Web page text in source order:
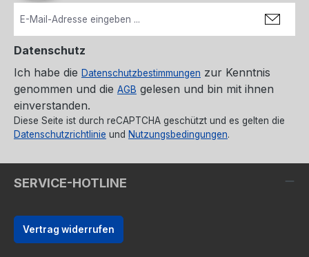
Datenschutz
Ich habe die Datenschutzbestimmungen zur Kenntnis
genommen und die AGB gelesen und bin mit ihnen
einverstanden.
Diese Seite ist durch reCAPTCHA geschützt und es gelten die
Datenschutzrichtlinie und Nutzungsbedingungen.
SERVICE-HOTLINE
Vertrag widerrufen